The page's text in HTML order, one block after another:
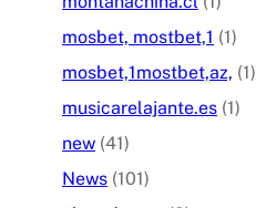
mosbet, mostbet,1 (1)
mosbet,1mostbet,az, (1)
musicarelajante.es (1)
new (41)
News (101)